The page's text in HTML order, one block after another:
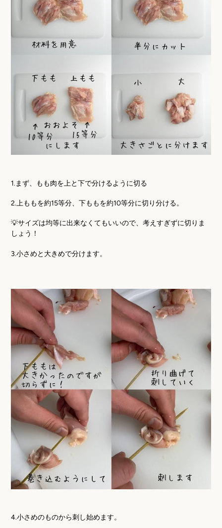
1.まず、もも肉を上と下で分けるように切る
2.上ももを約15等分、下ももを約10等分に切り分ける。
💡サイズは均等に出来なくてもいいので、考えすぎずに切りま
しょう！
3.小さめと大きめで分けます。
4.小さめのものから刺し始めます。